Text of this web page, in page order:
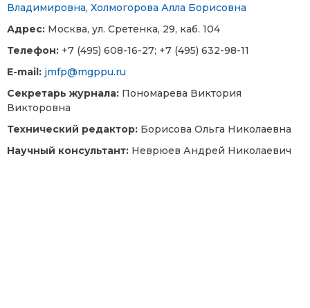
Владимировна, Холмогорова Алла Борисовна
Адрес: Москва, ул. Сретенка, 29, каб. 104
Телефон: +7 (495) 608-16-27; +7 (495) 632-98-11
E-mail: jmfp@mgppu.ru
Секретарь журнала: Пономарева Виктория
Викторовна
Технический редактор: Борисова Ольга Николаевна
Научный консультант: Неврюев Андрей Николаевич